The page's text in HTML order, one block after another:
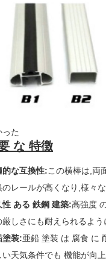
った
な 特徴
的な互換性:この横棒は,両
のレールが高くなり,様々
性 ある 鉄鋼 建築:高強度
厳しさにも耐えられるよ
塗装:亜鉛 塗装 は 腐食 に
い天気条件でも 機能が向